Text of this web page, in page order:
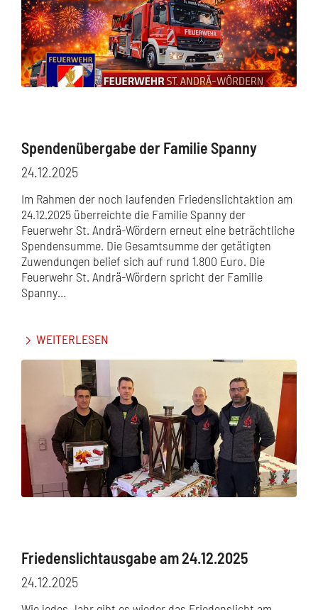
Spendenübergabe der Familie Spanny
24.12.2025
Im Rahmen der noch laufenden Friedenslichtaktion am
24.12.2025 überreichte die Familie Spanny der
Feuerwehr St. Andrä-Wördern erneut eine beträchtliche
Spendensumme. Die Gesamtsumme der getätigten
Zuwendungen belief sich auf rund 1.800 Euro. Die
Feuerwehr St. Andrä-Wördern spricht der Familie
Spanny…
WEITERLESEN
Friedenslichtausgabe am 24.12.2025
24.12.2025